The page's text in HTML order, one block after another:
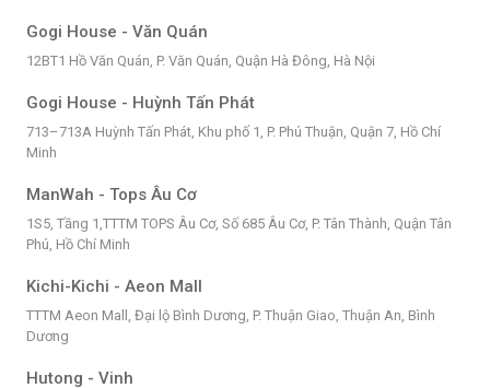
Gogi House - Văn Quán
12BT1 Hồ Văn Quán, P. Văn Quán, Quận Hà Đông, Hà Nội
Gogi House - Huỳnh Tấn Phát
713–713A Huỳnh Tấn Phát, Khu phố 1, P. Phú Thuận, Quận 7, Hồ Chí
Minh
ManWah - Tops Âu Cơ
1S5, Tầng 1,TTTM TOPS Âu Cơ, Số 685 Âu Cơ, P. Tân Thành, Quận Tân
Phú, Hồ Chí Minh
Kichi-Kichi - Aeon Mall
TTTM Aeon Mall, Đại lộ Bình Dương, P. Thuận Giao, Thuận An, Bình
Dương
Hutong - Vinh